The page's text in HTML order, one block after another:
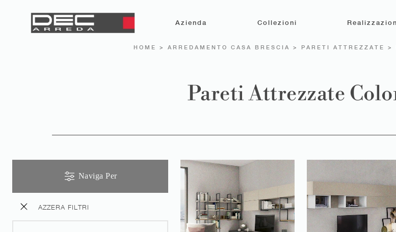
Azienda Collezioni
HOME > ARREDAMENTO CASA BRESCIA > PARETI ATTREZZATE >
Pareti Attrezzate
Naviga Per
AZZERA FILTRI